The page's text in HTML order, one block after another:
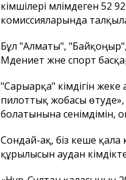
әкімшілері мәлімдеген
комиссияларында
Бұл "Алматы",
Мәдениет және спорт
"Сарыарқа" әкімдігін
пилоттық жобасы өтуде»,
болатынына сенімдімін,
Сондай-ақ, біз кеше қала
құрылысын аудан